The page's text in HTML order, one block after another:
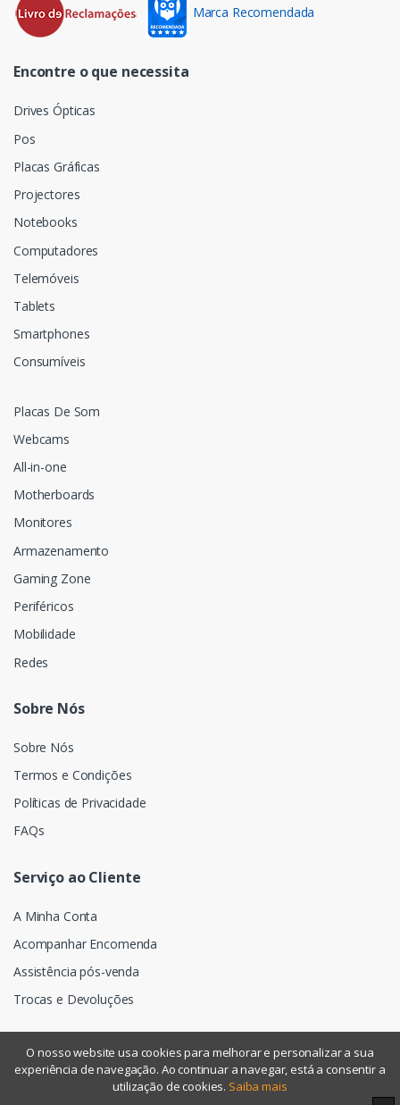
Marca Recomendada
Encontre o que necessita
Drives Ópticas
Pos
Placas Gráficas
Projectores
Notebooks
Computadores
Telemóveis
Tablets
Smartphones
Consumíveis
Placas De Som
Webcams
All-in-one
Motherboards
Monitores
Armazenamento
Gaming Zone
Periféricos
Mobilidade
Redes
Sobre Nós
Sobre Nós
Termos e Condições
Políticas de Privacidade
FAQs
Serviço ao Cliente
A Minha Conta
Acompanhar Encomenda
Assistência pós-venda
Trocas e Devoluções
©Assismática- Todos os direitos reservados
O nosso website usa cookies para melhorar e personalizar a sua
experiência de navegação. Ao continuar a navegar, está a consentir a
utilização de cookies. Saiba mais